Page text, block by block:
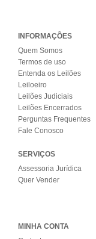
INFORMAÇÕES
Quem Somos
Termos de uso
Entenda os Leilões
Leiloeiro
Leilões Judiciais
Leilões Encerrados
Perguntas Frequentes
Fale Conosco
SERVIÇOS
Assessoria Jurídica
Quer Vender
MINHA CONTA